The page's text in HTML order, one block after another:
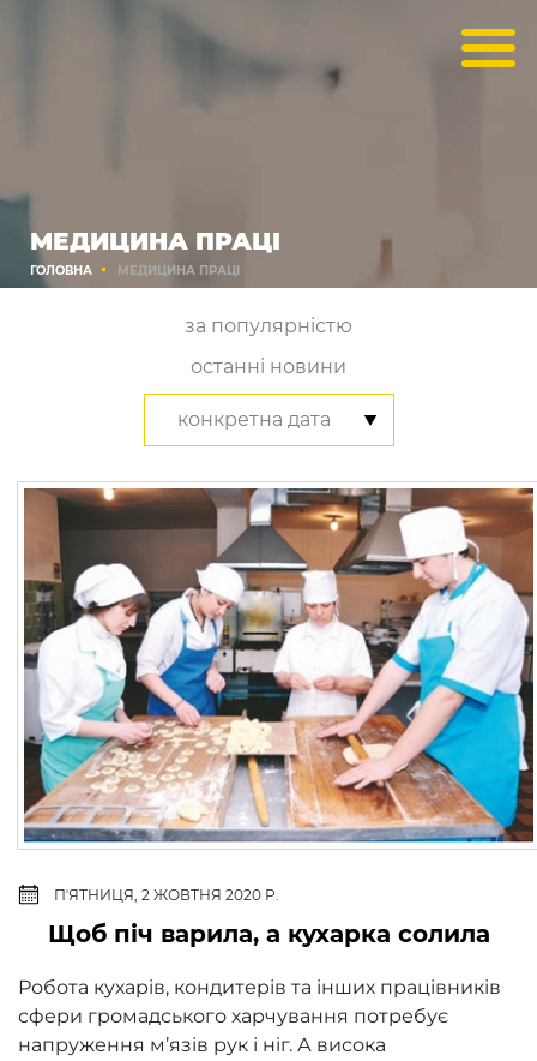
МЕДИЦИНА ПРАЦІ
ГОЛОВНА МЕДИЦИНА ПРАЦІ
за популярністю
останні новини
конкретна дата
ПʼЯТНИЦЯ, 2 ЖОВТНЯ 2020 Р.
​Щоб піч варила, а кухарка солила
Робота кухарів, кондитерів та інших працівників
сфери громадського харчування потребує
напруження м’язів рук і ніг. А висока